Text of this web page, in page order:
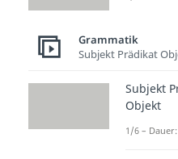
Grammatik
Subjekt Prädikat
Subjekt
Objekt
1/6 –